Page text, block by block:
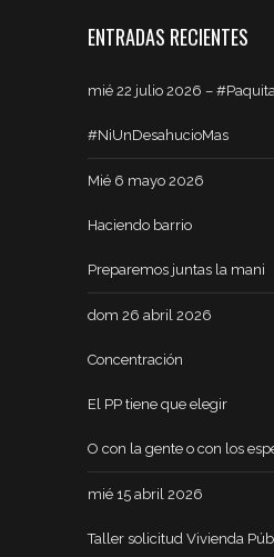
ENTRADAS RECIENTES
mié 22 julio 2026 –
#NiUnDesahucioMas
Mié 6 mayo 2026
Haciendo barrio
Preparemos juntas la mani
dom 26 abril 2026
Concentración
El PP tiene que elegir
O con la gente o con los
mié 15 abril 2026
Taller solicitud Vivienda